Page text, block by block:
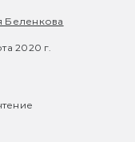
Беленкова
2020 г.